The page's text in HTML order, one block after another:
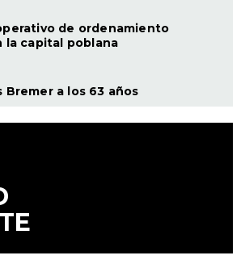
de ordenamiento
la capital poblana
Bremer a los 63 años